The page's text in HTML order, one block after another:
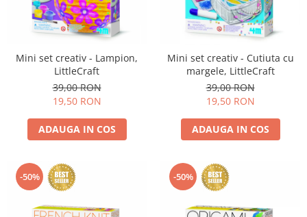
Mini set creativ - Lampion,
LittleCraft
39,00 RON
19,50 RON
ADAUGA IN COS
Mini set creativ - Cutiuta cu
margele, LittleCraft
39,00 RON
19,50 RON
ADAUGA IN COS
-50% -50%